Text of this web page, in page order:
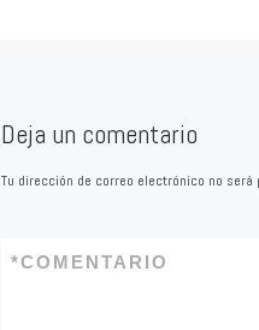
Deja un comentario
Tu dirección de correo electrónico no será
COMENTARIO
*